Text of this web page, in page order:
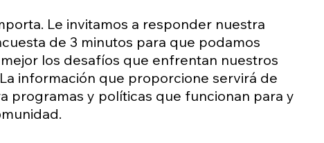
Le invitamos a responder nuestra
de 3 minutos para que podamos
los desafíos que enfrentan nuestros
información que proporcione servirá de
programas y políticas que funcionan para y